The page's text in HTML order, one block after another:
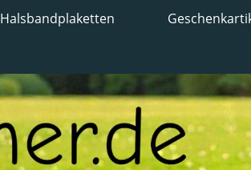
Halsbandplaketten